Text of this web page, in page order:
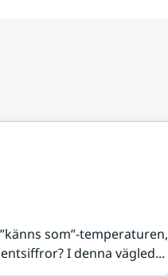
som”-temperaturen,
I denna vägled...